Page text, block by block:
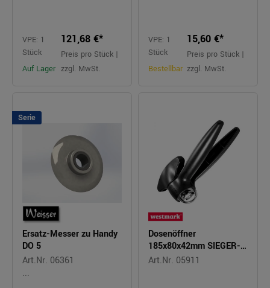
VPE: 1
Stück
Auf Lager
121,68 €*
Preis pro Stück |
zzgl. MwSt.
VPE: 1
Stück
Bestellbar
15,60 €*
Preis pro Stück |
zzgl. MwSt.
Serie
Ersatz-Messer zu Handy
DO 5
Art.Nr. 06361
...
Dosenöffner
185x80x42mm SIEGER-
BRAVO schwarz
Art.Nr. 05911